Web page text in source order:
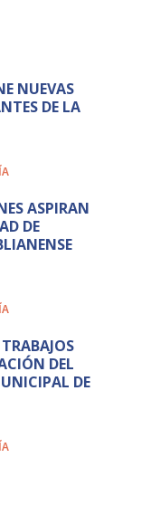
NUEVAS
DE LA
ASPIRAN
DE
DEL
DE